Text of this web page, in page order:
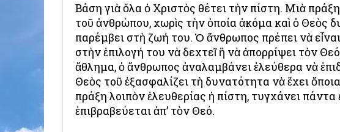
Βάση γιὰ ὅλα ὁ Χριστὸς θέτει τὴν πίστη. Μιὰ
τοῦ ἀνθρώπου, χωρὶς τὴν ὁποία ἀκόμα καὶ ὁ Θεὸς
παρέμβει στὴ ζωή του. Ὁ ἄνθρωπος πρέπει νὰ
στὴν ἐπιλογή του νὰ δεχτεῖ ἢ νὰ ἀπορρίψει τὸν
ἄθλημα, ὁ ἄνθρωπος ἀναλαμβάνει ἐλεύθερα νὰ
Θεὸς τοῦ ἐξασφαλίζει τὴ δυνατότητα νὰ ἔχει
πράξη λοιπὸν ἐλευθερίας ἡ πίστη, τυγχάνει πάντα
ἐπιβραβεύεται ἀπ’ τὸν Θεό.